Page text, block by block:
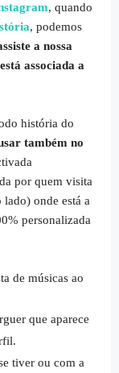
, quando
, podemos
a nossa
associada a
história do
também no
por quem visita
onde está a
personalizada
de músicas ao
que aparece
tiver ou com a